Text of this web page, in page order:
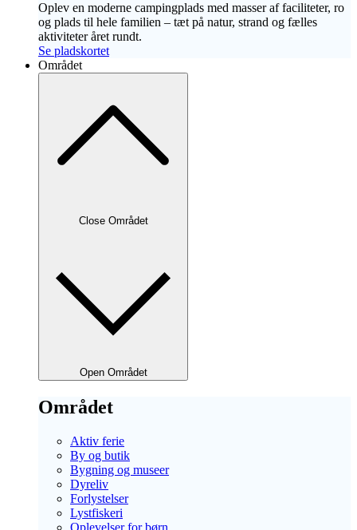
Oplev en moderne campingplads med masser af faciliteter, ro
og plads til hele familien – tæt på natur, strand og fælles
aktiviteter året rundt.
Se pladskortet
Området
Close Området
Open Området
Området
Aktiv ferie
By og butik
Bygning og museer
Dyreliv
Forlystelser
Lystfiskeri
Oplevelser for børn